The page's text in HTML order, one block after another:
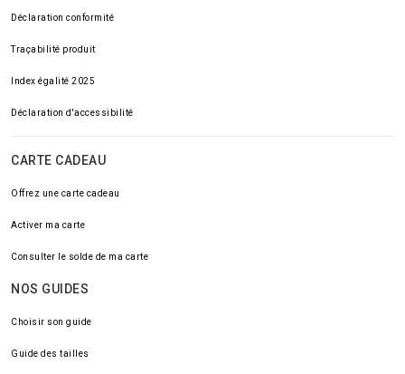
Déclaration conformité
Traçabilité produit
Index égalité 2025
Déclaration d'accessibilité
CARTE CADEAU
Offrez une carte cadeau
Activer ma carte
Consulter le solde de ma carte
NOS GUIDES
Choisir son guide
Guide des tailles